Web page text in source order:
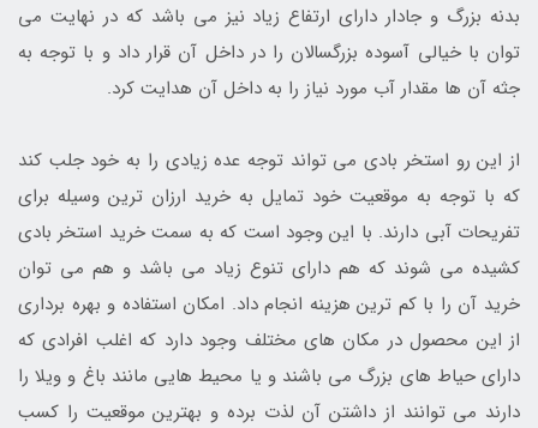
بدنه بزرگ و جادار دارای ارتفاع زیاد نیز می باشد که در نهایت می
توان با خیالی آسوده بزرگسالان را در داخل آن قرار داد و با توجه به
جثه آن ها مقدار آب مورد نیاز را به داخل آن هدایت کرد.
از این رو استخر بادی می تواند توجه عده زیادی را به خود جلب کند
که با توجه به موقعیت خود تمایل به خرید ارزان ترین وسیله برای
تفریحات آبی دارند. با این وجود است که به سمت خرید استخر بادی
کشیده می شوند که هم دارای تنوع زیاد می باشد و هم می توان
خرید آن را با کم ترین هزینه انجام داد. امکان استفاده و بهره برداری
از این محصول در مکان های مختلف وجود دارد که اغلب افرادی که
دارای حیاط های بزرگ می باشند و یا محیط هایی مانند باغ و ویلا را
دارند می توانند از داشتن آن لذت برده و بهترین موقعیت را کسب